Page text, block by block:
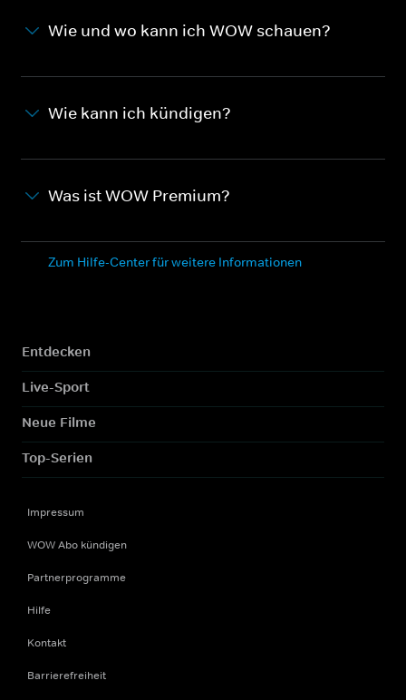
Wie und wo kann ich WOW schauen?
Wie kann ich kündigen?
Was ist WOW Premium?
Zum Hilfe-Center für weitere Informationen
Entdecken
Live-Sport
Neue Filme
Top-Serien
Impressum
WOW Abo kündigen
Partnerprogramme
Hilfe
Kontakt
Barrierefreiheit